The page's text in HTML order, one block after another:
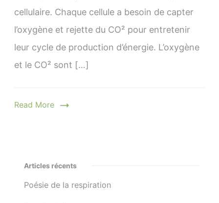
cellulaire. Chaque cellule a besoin de capter
l’oxygène et rejette du CO² pour entretenir
leur cycle de production d’énergie. L’oxygène
et le CO² sont […]
Read More
Articles récents
Poésie de la respiration